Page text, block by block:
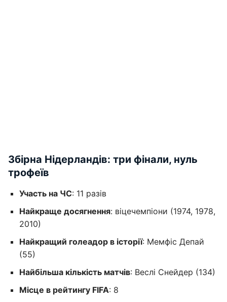
Збірна Нідерландів: три фінали, нуль
трофеїв
Участь на ЧС: 11 разів
Найкраще досягнення: віцечемпіони (1974, 1978,
2010)
Найкращий голеадор в історії: Мемфіс Депай
(55)
Найбільша кількість матчів: Веслі Снейдер (134)
Місце в рейтингу FIFA: 8